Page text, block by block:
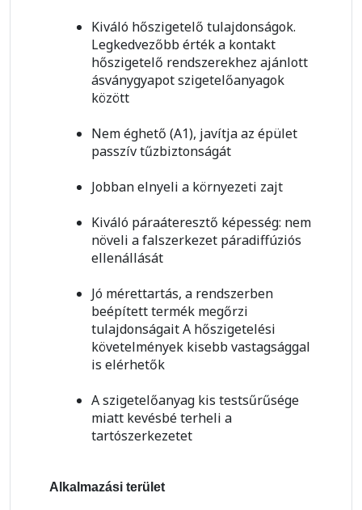
Kiváló hőszigetelő tulajdonságok.
Legkedvezőbb érték a kontakt
hőszigetelő rendszerekhez ajánlott
ásványgyapot szigetelőanyagok
között
Nem éghető (A1), javítja az épület
passzív tűzbiztonságát
Jobban elnyeli a környezeti zajt
Kiváló páraáteresztő képesség: nem
növeli a falszerkezet páradiffúziós
ellenállását
Jó mérettartás, a rendszerben
beépített termék megőrzi
tulajdonságait A hőszigetelési
követelmények kisebb vastagsággal
is elérhetők
A szigetelőanyag kis testsűrűsége
miatt kevésbé terheli a
tartószerkezetet
Alkalmazási terület